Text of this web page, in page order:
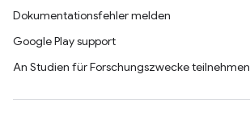
Dokumentationsfehler melden
Google Play support
An Studien für Forschungszwecke teilnehmen